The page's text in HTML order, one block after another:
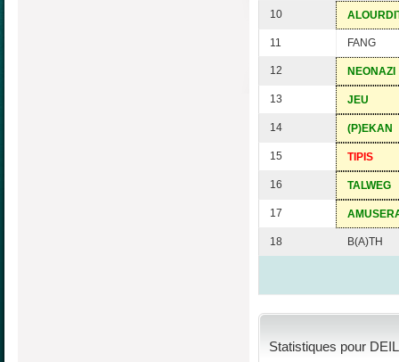
10
11 FANG
12 NEONAZI
13 JEU
14 (P)EKAN
15 TIPIS
16 TALWEG
17
18 B(A)TH
Statistiques pour